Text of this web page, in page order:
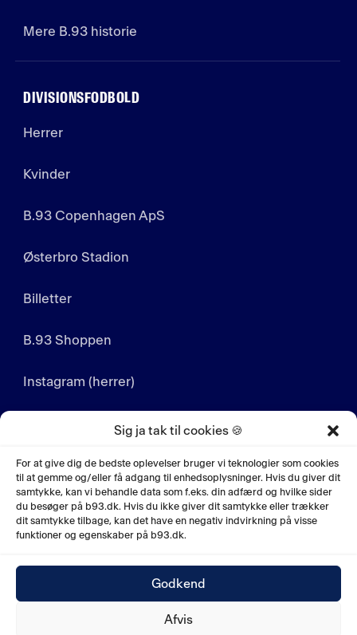
Sig ja tak til cookies 🍪
For at give dig de bedste oplevelser bruger vi teknologier som cookies
til at gemme og/eller få adgang til enhedsoplysninger. Hvis du giver dit
samtykke, kan vi behandle data som f.eks. din adfærd og hvilke sider
du besøger på b93.dk. Hvis du ikke giver dit samtykke eller trækker
dit samtykke tilbage, kan det have en negativ indvirkning på visse
funktioner og egenskaber på b93.dk.
Godkend
Afvis
Mere B.93 historie
DIVISIONSFODBOLD
Herrer
Kvinder
B.93 Copenhagen ApS
Østerbro Stadion
Billetter
B.93 Shoppen
Instagram (herrer)
Instagram (kvinder)
LinkedIn
YouTube